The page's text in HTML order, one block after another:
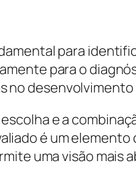
para
para o
no
e a
é um elemento
uma visão mais